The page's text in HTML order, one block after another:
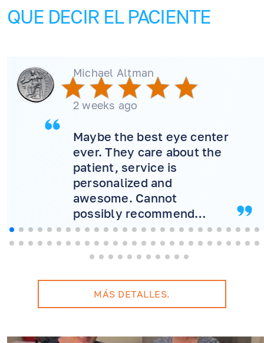
QUE DECIR EL PACIENTE
MÁS DETALLES.
Michael Altman
2 weeks ago
Maybe the best eye center
ever. They care about the
patient, service is
personalized and
awesome. Cannot
possibly recommend
more! Will never consider
another doctor.